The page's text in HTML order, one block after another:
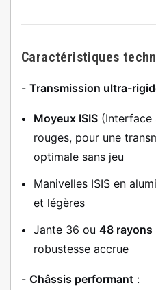
Caractéristiques
- Transmission ultra-
Moyeux ISIS (Interface
rouges, pour une
optimale sans jeu
Manivelles ISIS en
et légères
Jante 36 ou 48 rayons
robustesse accrue
- Châssis performant :